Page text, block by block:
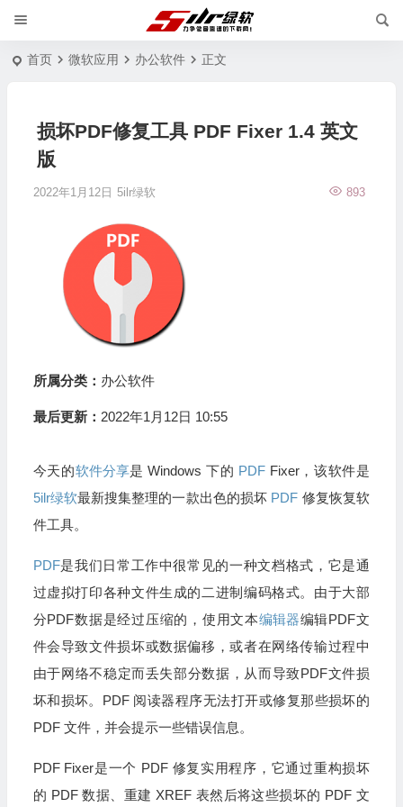
首页 微软应用 办公软件 正文
损坏PDF修复工具 PDF Fixer 1.4 英文
版
2022年1月12日 5ilr绿软 893
所属分类： 办公软件
最后更新： 2022年1月12日 10:55
今天的软件分享是 Windows 下的 PDF Fixer，该软件是
5ilr绿软最新搜集整理的一款出色的损坏 PDF 修复恢复软
件工具。
PDF是我们日常工作中很常见的一种文档格式，它是通
过虚拟打印各种文件生成的二进制编码格式。由于大部
分PDF数据是经过压缩的，使用文本编辑器编辑PDF文
件会导致文件损坏或数据偏移，或者在网络传输过程中
由于网络不稳定而丢失部分数据，从而导致PDF文件损
坏和损坏。PDF 阅读器程序无法打开或修复那些损坏的
PDF 文件，并会提示一些错误信息。
PDF Fixer是一个 PDF 修复实用程序，它通过重构损坏
的 PDF 数据、重建 XREF 表然后将这些损坏的 PDF 文